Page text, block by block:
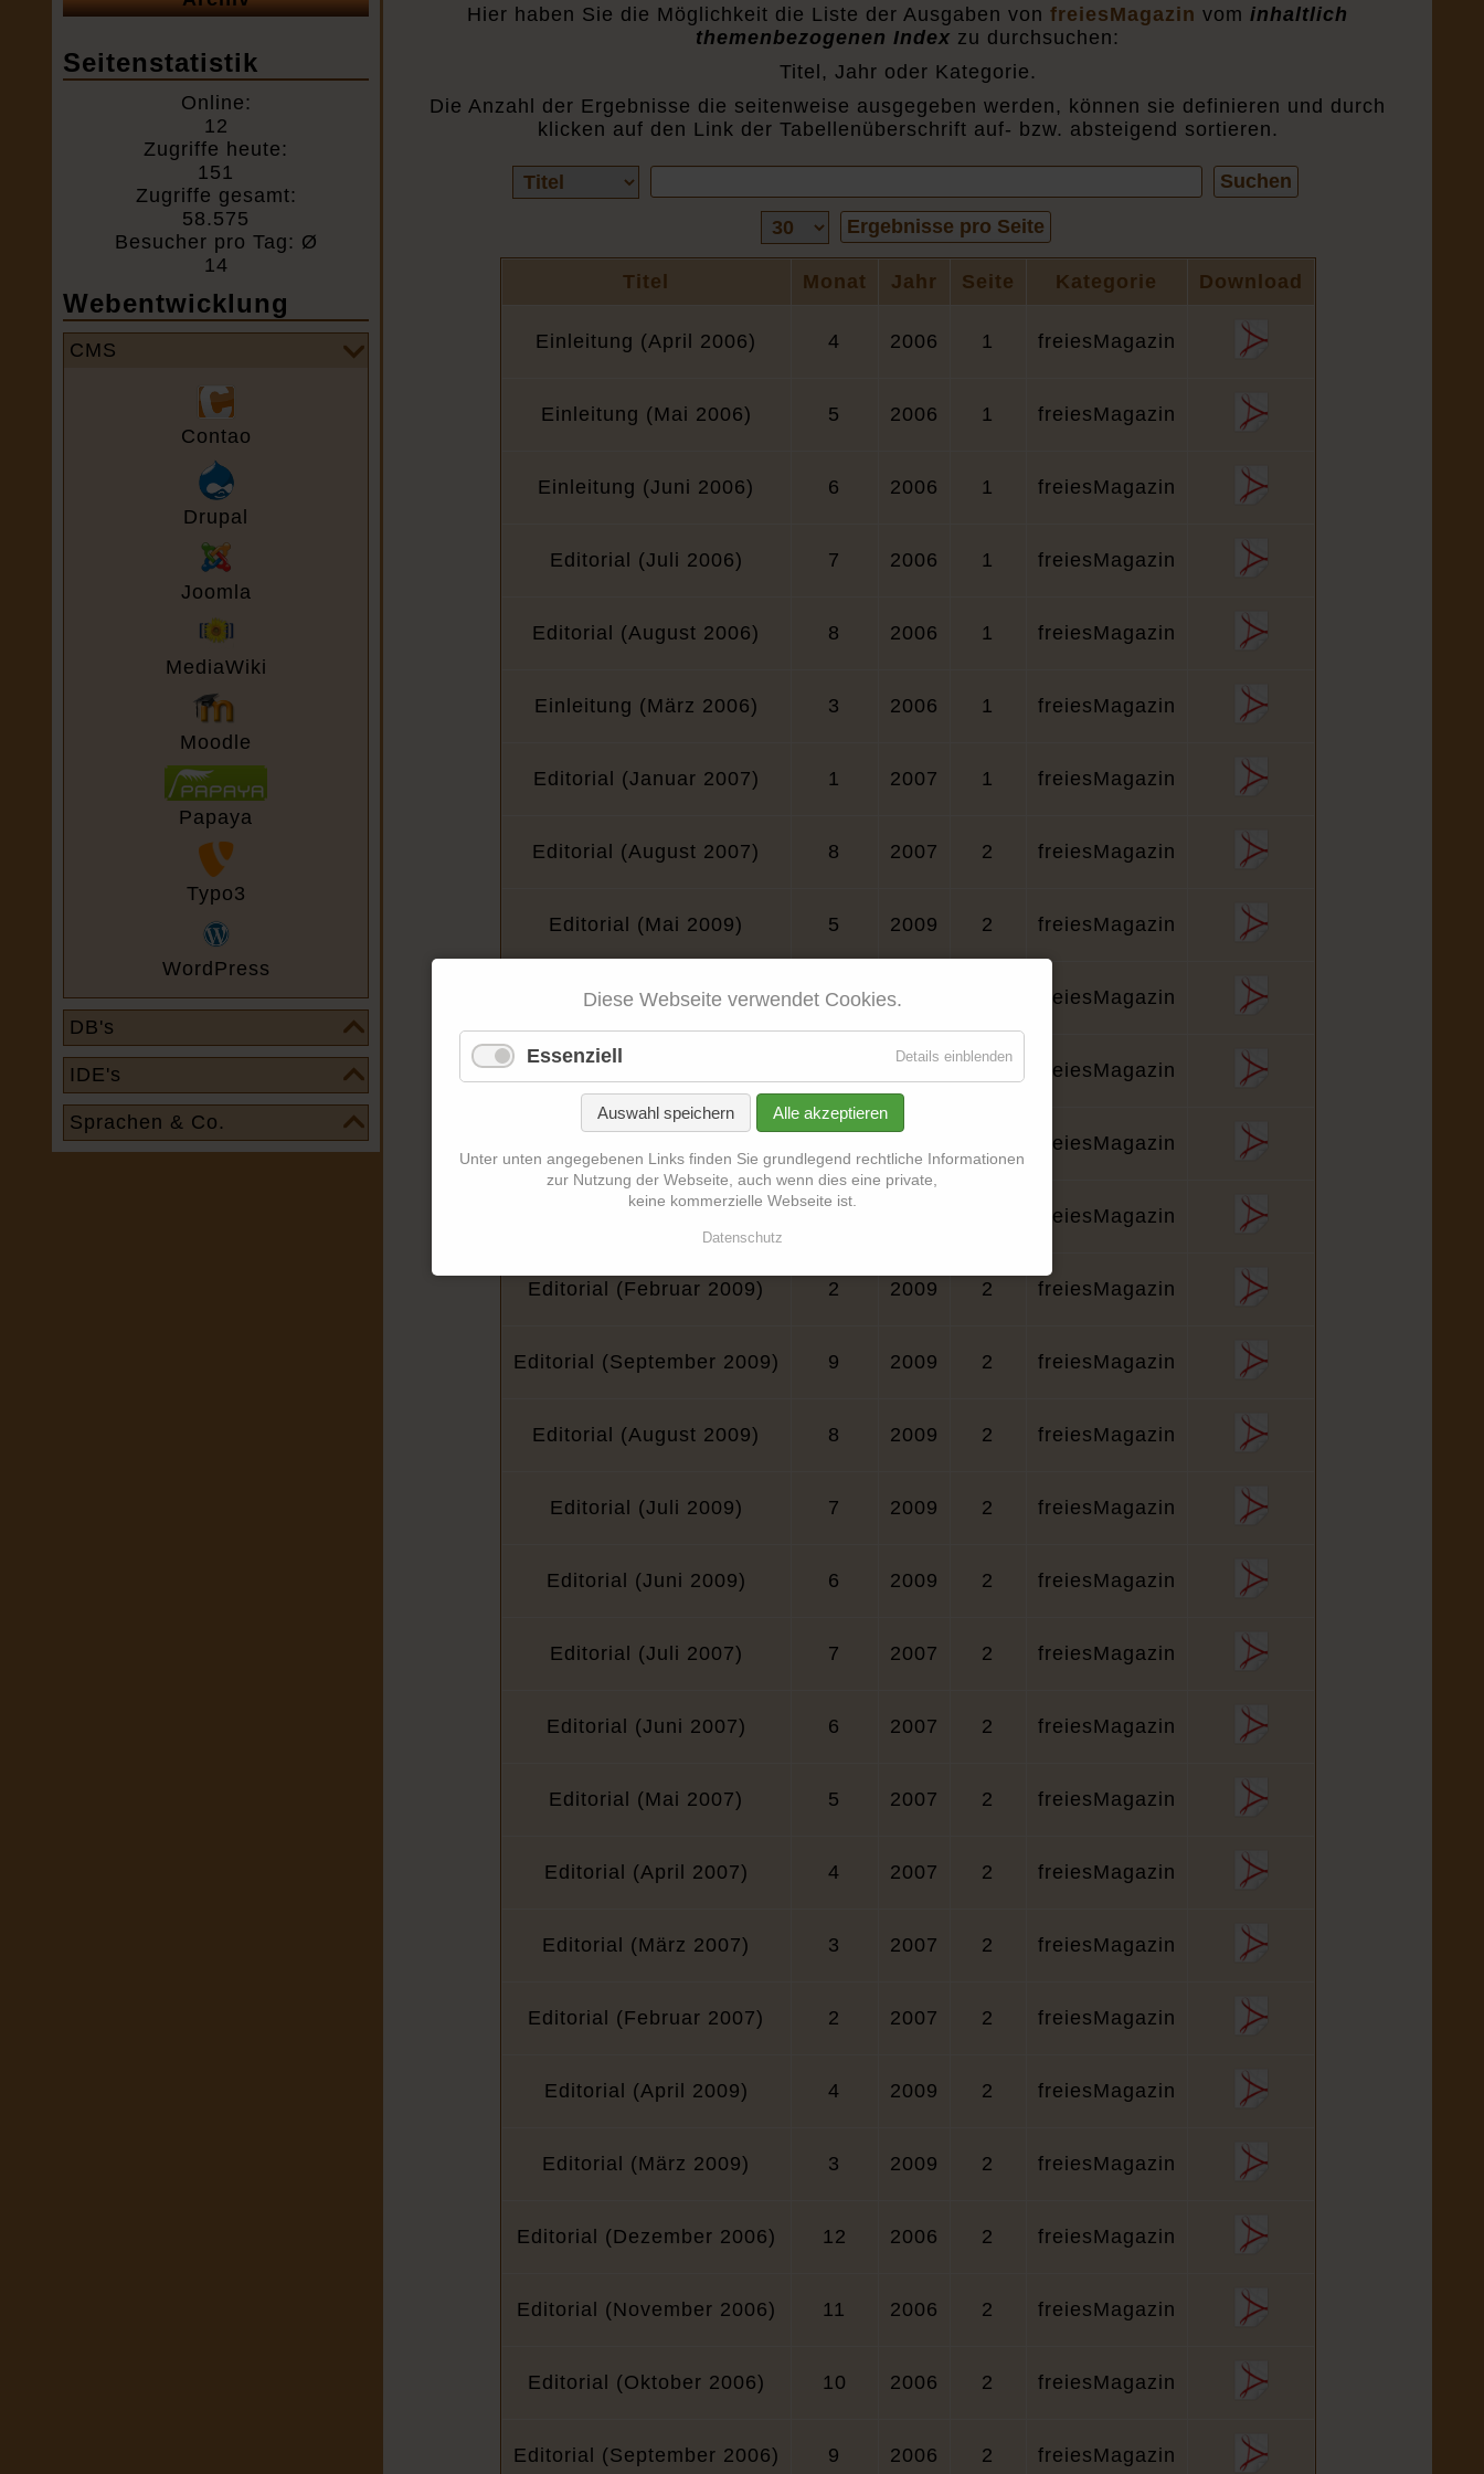
Hier haben Sie die Möglichkeit die Liste der Ausgaben von freiesMagazin vom inhaltlich
themenbezogenen Index zu durchsuchen:
Titel, Jahr oder Kategorie.
Die Anzahl der Ergebnisse die seitenweise ausgegeben werden, können sie definieren und durch
klicken auf den Link der Tabellenüberschrift auf- bzw. absteigend sortieren.
Vorhandene
Felder
Suchen
Ergebnisse
pro
Ergebnisse pro Seite
Titel Monat Jahr Seite Kategorie Download
Einleitung (April 2006) 4 2006 1 freiesMagazin
Einleitung (Mai 2006) 5 2006 1 freiesMagazin
Einleitung (Juni 2006) 6 2006 1 freiesMagazin
Editorial (Juli 2006) 7 2006 1 freiesMagazin
Editorial (August 2006) 8 2006 1 freiesMagazin
Einleitung (März 2006) 3 2006 1 freiesMagazin
Editorial (Januar 2007) 1 2007 1 freiesMagazin
Editorial (August 2007) 8 2007 2 freiesMagazin
Editorial (Mai 2009) 5 2009 2 freiesMagazin
Editorial (September 2007) 9 2007 freiesMagazin
freiesMagazin
freiesMagazin
freiesMagazin
Editorial (Februar 2009) 2 2009 2 freiesMagazin
Editorial (September 2009) 9 2009 2 freiesMagazin
Editorial (August 2009) 8 2009 2 freiesMagazin
Editorial (Juli 2009) 7 2009 2 freiesMagazin
Editorial (Juni 2009) 6 2009 2 freiesMagazin
Editorial (Juli 2007) 7 2007 2 freiesMagazin
Editorial (Juni 2007) 6 2007 2 freiesMagazin
Editorial (Mai 2007) 5 2007 2 freiesMagazin
Editorial (April 2007) 4 2007 2 freiesMagazin
Editorial (März 2007) 3 2007 2 freiesMagazin
Editorial (Februar 2007) 2 2007 2 freiesMagazin
Editorial (April 2009) 4 2009 2 freiesMagazin
Editorial (März 2009) 3 2009 2 freiesMagazin
Editorial (Dezember 2006) 12 2006 2 freiesMagazin
Editorial (November 2006) 11 2006 2 freiesMagazin
Editorial (Oktober 2006) 10 2006 2 freiesMagazin
Editorial (September 2006) 9 2006 2 freiesMagazin
Seitenstatistik
Online:
12
Zugriffe heute:
151
Zugriffe gesamt:
58.575
Besucher pro Tag: Ø
14
Webentwicklung
CMS
Contao
Drupal
Joomla
MediaWiki
Moodle
Papaya
Typo3
WordPress
DB's
IDE's
Sprachen & Co.
Diese Webseite verwendet Cookies.
Essenziell Details einblenden
Auswahl speichern Alle akzeptieren
Unter unten angegebenen Links finden Sie grundlegend rechtliche Informationen
zur Nutzung der Webseite, auch wenn dies eine private,
keine kommerzielle Webseite ist.
Datenschutz